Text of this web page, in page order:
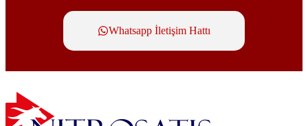
Whatsapp İletişim Hattı